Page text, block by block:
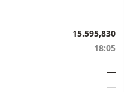
15.595,830
18:05
―
―